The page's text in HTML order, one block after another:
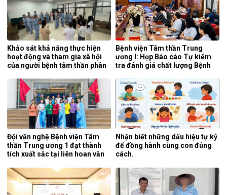
Khảo sát khả năng thực hiện
hoạt động và tham gia xã hội
của người bệnh tâm thần phân
năng, Bệnh viện Tâm thần
Trung ương 1.
Bệnh viện Tâm thần Trung
ương I: Họp Báo cáo Tự kiểm
tra đánh giá chất lượng Bệnh
Đội văn nghệ Bệnh viện Tâm
thần Trung ương 1 đạt thành
tích xuất sắc tại liên hoan văn
lần thứ 5 năm 2026.
Nhận biết những dấu hiệu tự kỷ
để đồng hành cùng con đúng
cách.